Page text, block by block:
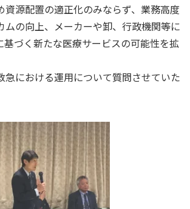
資源配置の適正化のみならず、業務高度
ムの向上、メーカーや卸、行政機関等に
基づく新たな医療サービスの可能性を拡
急における運用について質問させていた